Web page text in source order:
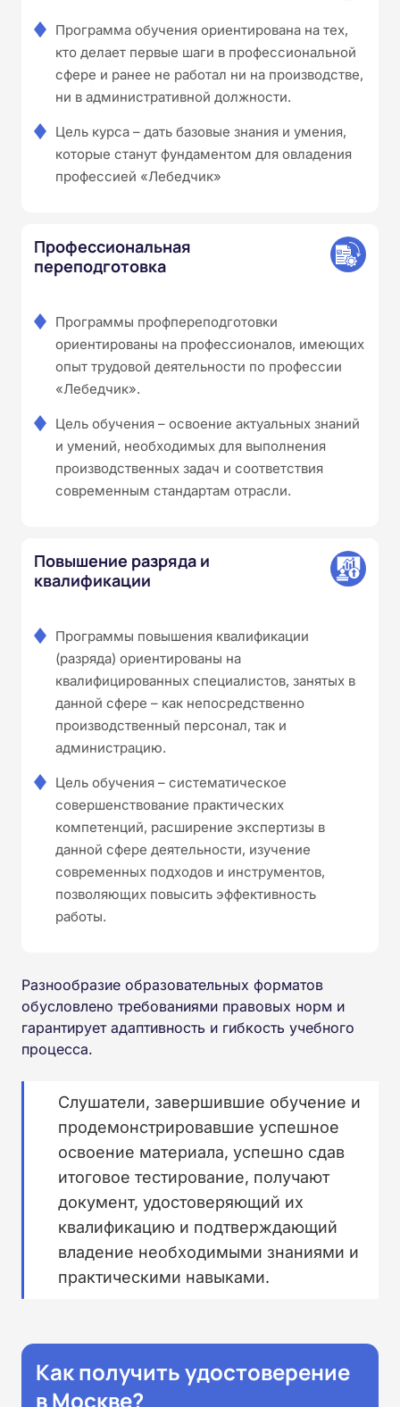
Программа обучения ориентирована на тех,
кто делает первые шаги в профессиональной
сфере и ранее не работал ни на производстве,
ни в административной должности.
Цель курса – дать базовые знания и умения,
которые станут фундаментом для овладения
профессией «Лебедчик»
Профессиональная
переподготовка
Программы профпереподготовки
ориентированы на профессионалов, имеющих
опыт трудовой деятельности по профессии
«Лебедчик».
Цель обучения – освоение актуальных знаний
и умений, необходимых для выполнения
производственных задач и соответствия
современным стандартам отрасли.
Повышение разряда и
квалификации
Программы повышения квалификации
(разряда) ориентированы на
квалифицированных специалистов, занятых в
данной сфере – как непосредственно
производственный персонал, так и
администрацию.
Цель обучения – систематическое
совершенствование практических
компетенций, расширение экспертизы в
данной сфере деятельности, изучение
современных подходов и инструментов,
позволяющих повысить эффективность
работы.
Разнообразие образовательных форматов
обусловлено требованиями правовых норм и
гарантирует адаптивность и гибкость учебного
процесса.
Слушатели, завершившие обучение и
продемонстрировавшие успешное
освоение материала, успешно сдав
итоговое тестирование, получают
документ, удостоверяющий их
квалификацию и подтверждающий
владение необходимыми знаниями и
практическими навыками.
Как получить удостоверение
в Москве?